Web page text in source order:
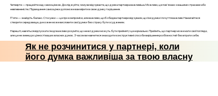
Четверте — працюйте над самооцінкою. Досліджуйте, чому ви відчуваєте, що думка партнера важливіша. Можливо, це пов'язано з вашими страхами або
невпевненістю. Підвищення самооцінки допоможе вам вірити в свою думку та рішення.
П'яте — знайдіть баланс. Стосунки — це про компроміси, але важливо, щоб обидва партнери відчували, що їхні думки і почуття важливі. Намагайтеся
створити середовище, де кожен може висловити свої думки без страху бути осудженим.
Нарешті, навчіться відпускати. Іноді важливо розуміти, що не всі думки можуть бути прийняті, і це нормально. Прийміть, що партнер може мати свої погляди,
але це не зменшує цінності ваших власних думок. З часом ви навчитеся знаходити конструктивні способи вирішення розбіжностей без втрати себе.
Як не розчинитися у партнері, коли
його думка важливіша за твою власну